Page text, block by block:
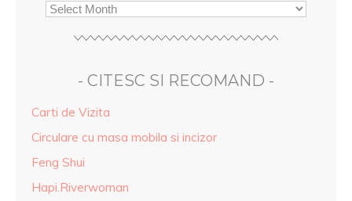
- CITESC SI RECOMAND -
Carti de Vizita
Circulare cu masa mobila si incizor
Feng Shui
Hapi.Riverwoman